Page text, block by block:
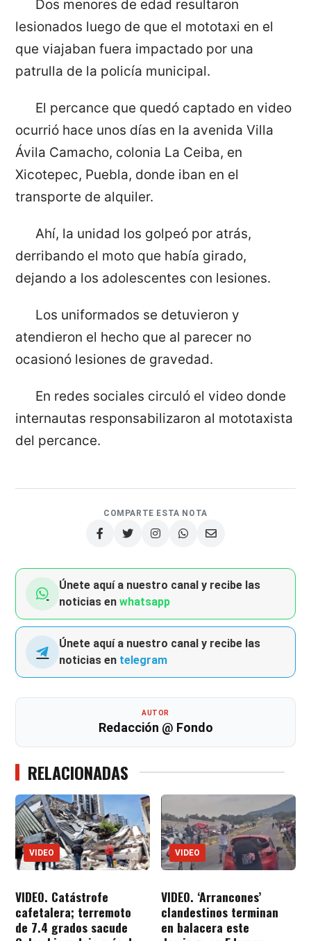
Dos menores de edad resultaron
lesionados luego de que el mototaxi en el
que viajaban fuera impactado por una
patrulla de la policía municipal.
El percance que quedó captado en video
ocurrió hace unos días en la avenida Villa
Ávila Camacho, colonia La Ceiba, en
Xicotepec, Puebla, donde iban en el
transporte de alquiler.
Ahí, la unidad los golpeó por atrás,
derribando el moto que había girado,
dejando a los adolescentes con lesiones.
Los uniformados se detuvieron y
atendieron el hecho que al parecer no
ocasionó lesiones de gravedad.
En redes sociales circuló el video donde
internautas responsabilizaron al mototaxista
del percance.
COMPARTE ESTA NOTA
Únete aquí a nuestro canal y recibe las
noticias enwhatsapp
Únete aquí a nuestro canal y recibe las
noticias en telegram
AUTOR
Redacción @ Fondo
RELACIONADAS
VIDEO
VIDEO. Catástrofe
cafetalera; terremoto
de 7.4 grados sacude
VIDEO
VIDEO. ‘Arrancones’
clandestinos terminan
en balacera este